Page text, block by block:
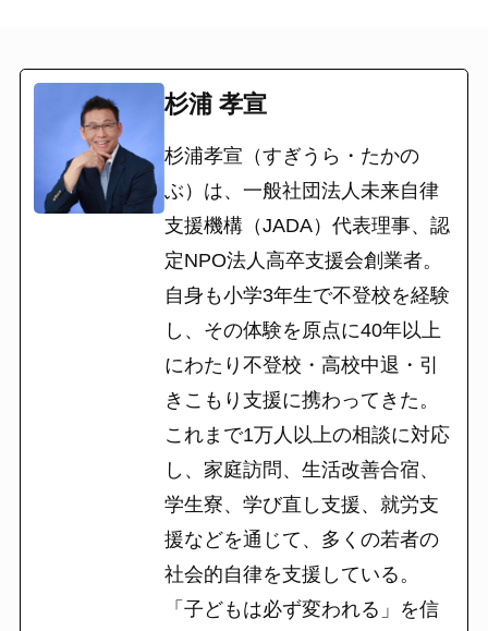
杉浦 孝宣
杉浦孝宣（すぎうら・たかの
ぶ）は、一般社団法人未来自律
支援機構（JADA）代表理事、認
定NPO法人高卒支援会創業者。
自身も小学3年生で不登校を経験
し、その体験を原点に40年以上
にわたり不登校・高校中退・引
きこもり支援に携わってきた。
これまで1万人以上の相談に対応
し、家庭訪問、生活改善合宿、
学生寮、学び直し支援、就労支
援などを通じて、多くの若者の
社会的自律を支援している。
「子どもは必ず変われる」を信